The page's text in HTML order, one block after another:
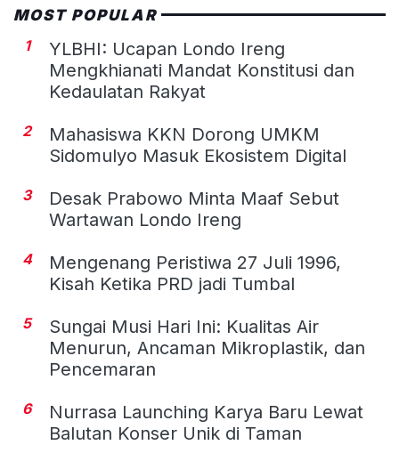
MOST POPULAR
1
YLBHI: Ucapan Londo Ireng
Mengkhianati Mandat Konstitusi dan
Kedaulatan Rakyat
2
Mahasiswa KKN Dorong UMKM
Sidomulyo Masuk Ekosistem Digital
3
Desak Prabowo Minta Maaf Sebut
Wartawan Londo Ireng
4
Mengenang Peristiwa 27 Juli 1996,
Kisah Ketika PRD jadi Tumbal
5
Sungai Musi Hari Ini: Kualitas Air
Menurun, Ancaman Mikroplastik, dan
Pencemaran
6
Nurrasa Launching Karya Baru Lewat
Balutan Konser Unik di Taman